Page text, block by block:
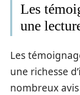
Les
une
Les
une richesse
nombreux